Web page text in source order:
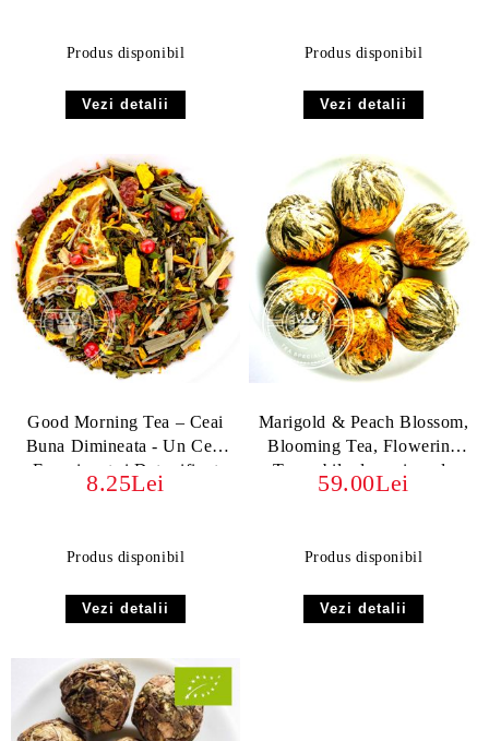
Produs disponibil
Vezi detalii
Produs disponibil
Vezi detalii
Good Morning Tea – Ceai
Buna Dimineata - Un Ceai
Energizant și Detoxifiant
8.25Lei
Produs disponibil
Vezi detalii
Marigold & Peach Blossom,
Blooming Tea, Flowering
Teas - bile de ceai verde
înfloritor cu aromă de
59.00Lei
Produs disponibil
Vezi detalii